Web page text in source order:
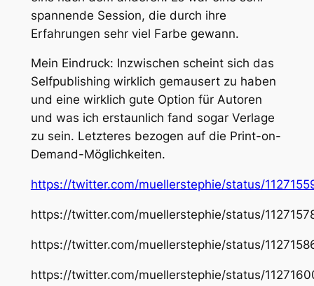
spannende Session, die durch ihre
Erfahrungen sehr viel Farbe gewann.
Mein Eindruck: Inzwischen scheint sich das
Selfpublishing wirklich gemausert zu haben
und eine wirklich gute Option für Autoren
und was ich erstaunlich fand sogar Verlage
zu sein. Letzteres bezogen auf die Print-on-
Demand-Möglichkeiten.
https://twitter.com/muellerstephie/status/
https://twitter.com/muellerstephie/status/
https://twitter.com/muellerstephie/status/
https://twitter.com/muellerstephie/status/